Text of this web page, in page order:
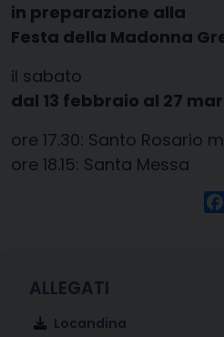
in preparazione alla
Festa della Madonna
il sabato
dal 13 febbraio al 27
ore 17.30: Santo Rosario
ore 18.15: Santa Messa
Locandina